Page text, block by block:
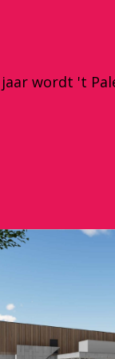
wordt 't